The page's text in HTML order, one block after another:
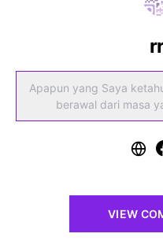
Apapun yang Saya
berawal dari masa
VIEW